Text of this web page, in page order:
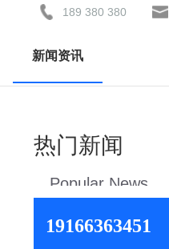
新闻资讯
189 380 380
热门新闻
Popular News
19166363451